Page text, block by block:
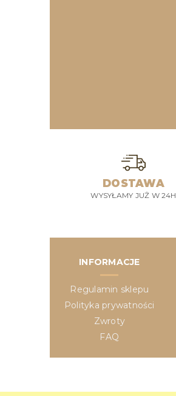
DOSTAWA
WYSYŁAMY JUŻ W 24H
INFORMACJE
Regulamin sklepu
Polityka prywatności
Zwroty
FAQ